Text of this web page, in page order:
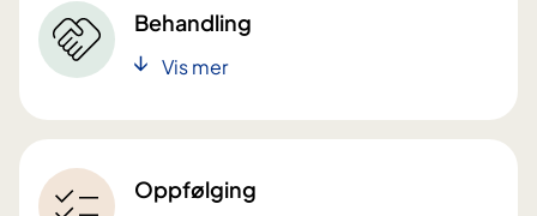
Behandling
Vis mer
Oppfølging